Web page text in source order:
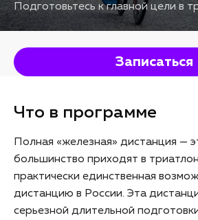
Подготовьтесь к главной цели в
Записаться
Что в программе
Полная «железная» дистанция —
большинство приходят в
практически единственная
дистанцию в России. Эта
серьезной длительной